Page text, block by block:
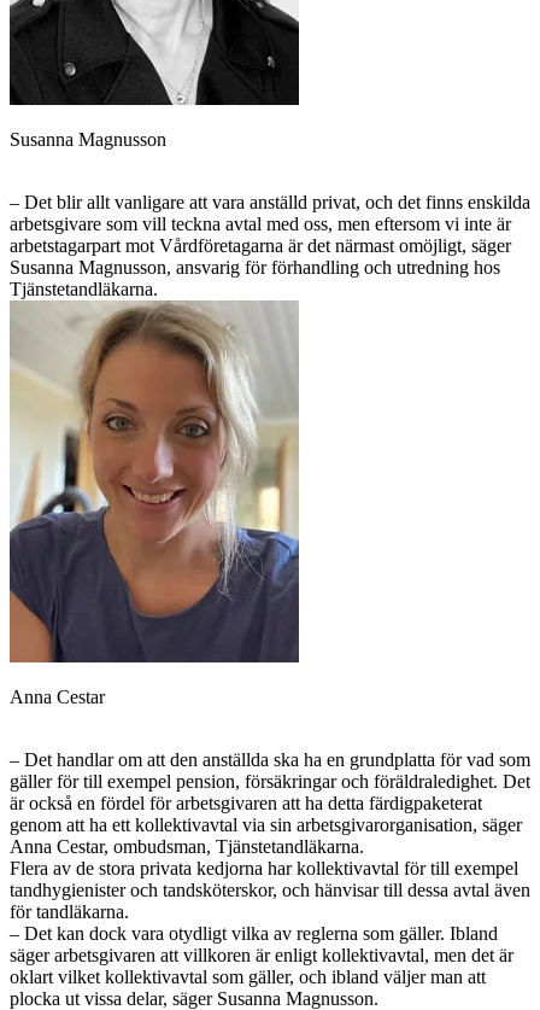
Susanna Magnusson
– Det blir allt vanligare att vara anställd privat, och det finns enskilda
arbetsgivare som vill teckna avtal med oss, men eftersom vi inte är
arbetstagarpart mot Vårdföretagarna är det närmast omöjligt, säger
Susanna Magnus­son, ansvarig för förhandling och utredning hos
Tjänstetandläkarna.
Anna Cestar
– Det handlar om att den anställda ska ha en grundplatta för vad som
gäller för till exempel pension, försäkringar och föräldraledighet. Det
är också en fördel för arbetsgivaren att ha detta färdigpaketerat
genom att ha ett kollektivavtal via sin arbetsgivarorganisation, säger
Anna Cestar, ombudsman, Tjänstetandläkarna.
Flera av de stora privata kedjorna har kollektivavtal för till exempel
tandhygienister och tandsköterskor, och hänvisar till dessa avtal även
för tand­läkarna.
– Det kan dock vara ­otydligt vilka av reglerna som gäller. Ibland
säger arbetsgivaren att villkoren är enligt kollektivavtal, men det är
oklart vilket kollektivavtal som gäller, och ibland väljer man att
plocka ut vissa delar, säger Susanna Magnusson.